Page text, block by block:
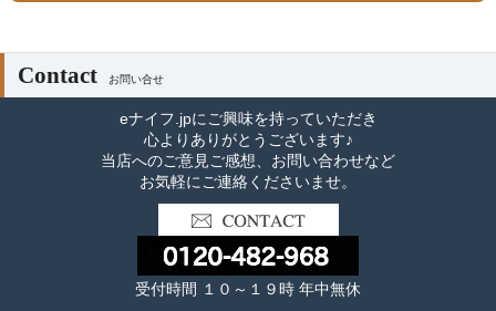
Contact お問い合せ
eナイフ.jpにご興味を持っていただき
心よりありがとうございます♪
当店へのご意見ご感想、お問い合わせなど
お気軽にご連絡くださいませ。
受付時間 １０～１９時 年中無休